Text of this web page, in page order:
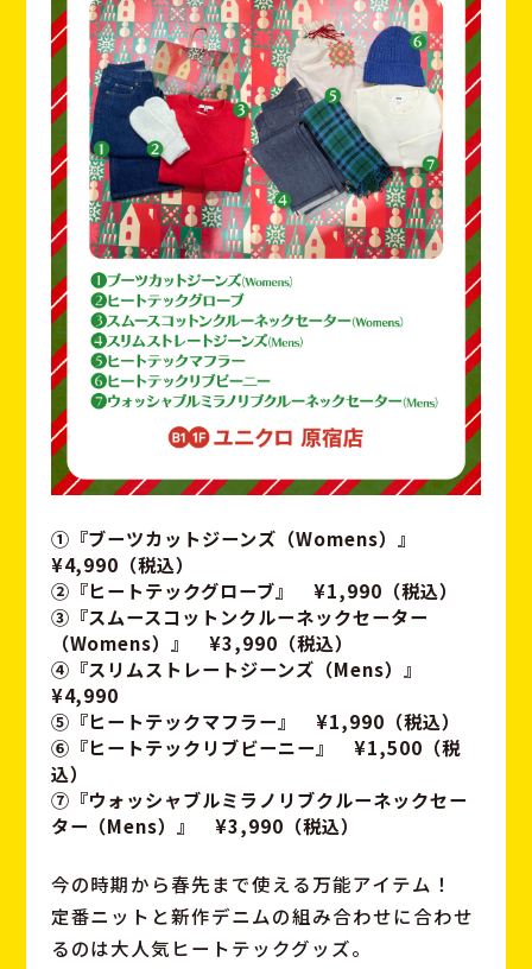
①『ブーツカットジーンズ（Womens）』
¥4,990（税込）
②『ヒートテックグローブ』 ¥1,990（税込）
③『スムースコットンクルーネックセーター
（Womens）』 ¥3,990（税込）
④『スリムストレートジーンズ（Mens）』
¥4,990
⑤『ヒートテックマフラー』 ¥1,990（税込）
⑥『ヒートテックリブビーニー』 ¥1,500（税
込）
⑦『ウォッシャブルミラノリブクルーネックセー
ター（Mens）』 ¥3,990（税込）
今の時期から春先まで使える万能アイテム！
定番ニットと新作デニムの組み合わせに合わせ
るのは大人気ヒートテックグッズ。